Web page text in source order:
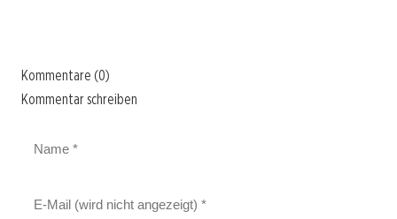
Kommentare (0)
Kommentar schreiben